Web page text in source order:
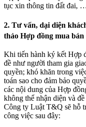
tục xin thông tin đất đai,
2. Tư vấn, dại diện
thảo Hợp đồng mua bán
Khi tiến hành ký kết Hợp
đề như người tham gia
quyền; khó khăn trong
toán sao cho đảm bảo
các nội dung của Hợp
không thể nhận diện và
Công ty Luật T&Q sẽ hỗ
công việc sau đây: